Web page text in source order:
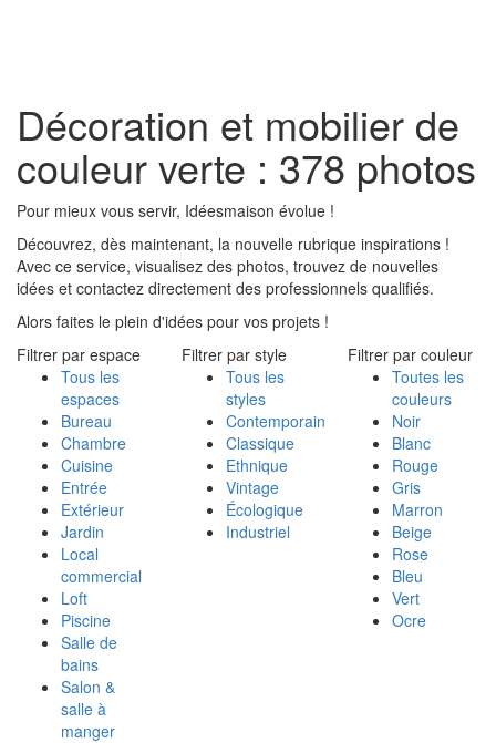
Décoration et mobilier de
couleur verte : 378 photos
Pour mieux vous servir, Idéesmaison évolue !
Découvrez, dès maintenant, la nouvelle rubrique inspirations !
Avec ce service, visualisez des photos, trouvez de nouvelles
idées et contactez directement des professionnels qualifiés.
Alors faites le plein d'idées pour vos projets !
Filtrer par espace
Tous les
espaces
Bureau
Chambre
Cuisine
Entrée
Extérieur
Jardin
Local
commercial
Loft
Piscine
Salle de
bains
Salon &
salle à
manger
Filtrer par style
Tous les
styles
Contemporain
Classique
Ethnique
Vintage
Écologique
Industriel
Filtrer par couleur
Toutes les
couleurs
Noir
Blanc
Rouge
Gris
Marron
Beige
Rose
Bleu
Vert
Ocre